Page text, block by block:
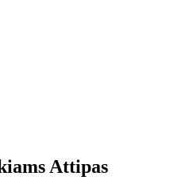
Attipas